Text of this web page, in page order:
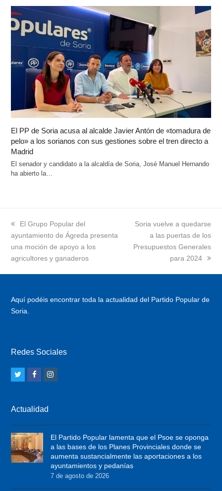
El PP de Soria acusa al alcalde Javier Antón de «tomadura de
pelo» a los sorianos con sus gestiones sobre el tren directo a
Madrid
El senador y candidato a la alcaldía de Soria, José Manuel Hernando
ha abierto la…
previous
post:
El Grupo Popular del
ayuntamiento de Ágreda presenta
una moción de apoyo a los
agricultores y ganaderos
next
post:
Soria vuelve a quedarse
a las puertas de los
Presupuestos Generales
para 2024
Aquí podéis encontrar toda la actualidad del Partido Popular de
Soria.
Redes Sociales
t
t
e
r
F
e
b
o
a
g
r
a
Actualidad
El Partido Popular lamenta que el Psoe se oponga
a las bases de los Planes Provinciales donde se
aumenta sustancialmente las aportaciones a los
ayuntamientos y pedanías
7 de agosto de 2026